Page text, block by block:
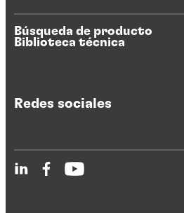
Búsqueda de producto
Biblioteca técnica
Redes sociales